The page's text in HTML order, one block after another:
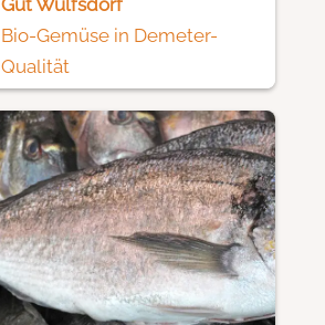
Gut Wulfsdorf
Bio-Gemüse in Demeter-
Qualität